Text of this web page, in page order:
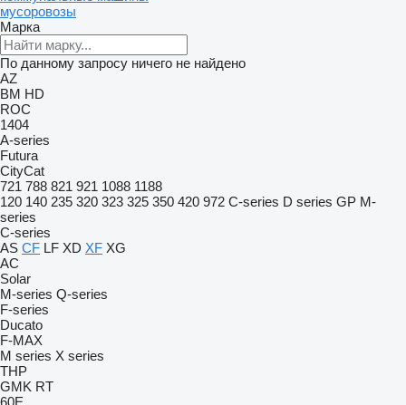
мусоровозы
Марка
По данному запросу ничего не найдено
AZ
BM HD
ROC
1404
A-series
Futura
CityCat
721 788 821 921 1088 1188
120 140 235 320 323 325 350 420 972 C-series D series GP M-
series
C-series
AS CF LF XD XF XG
AC
Solar
M-series Q-series
F-series
Ducato
F-MAX
M series X series
THP
GMK RT
60E